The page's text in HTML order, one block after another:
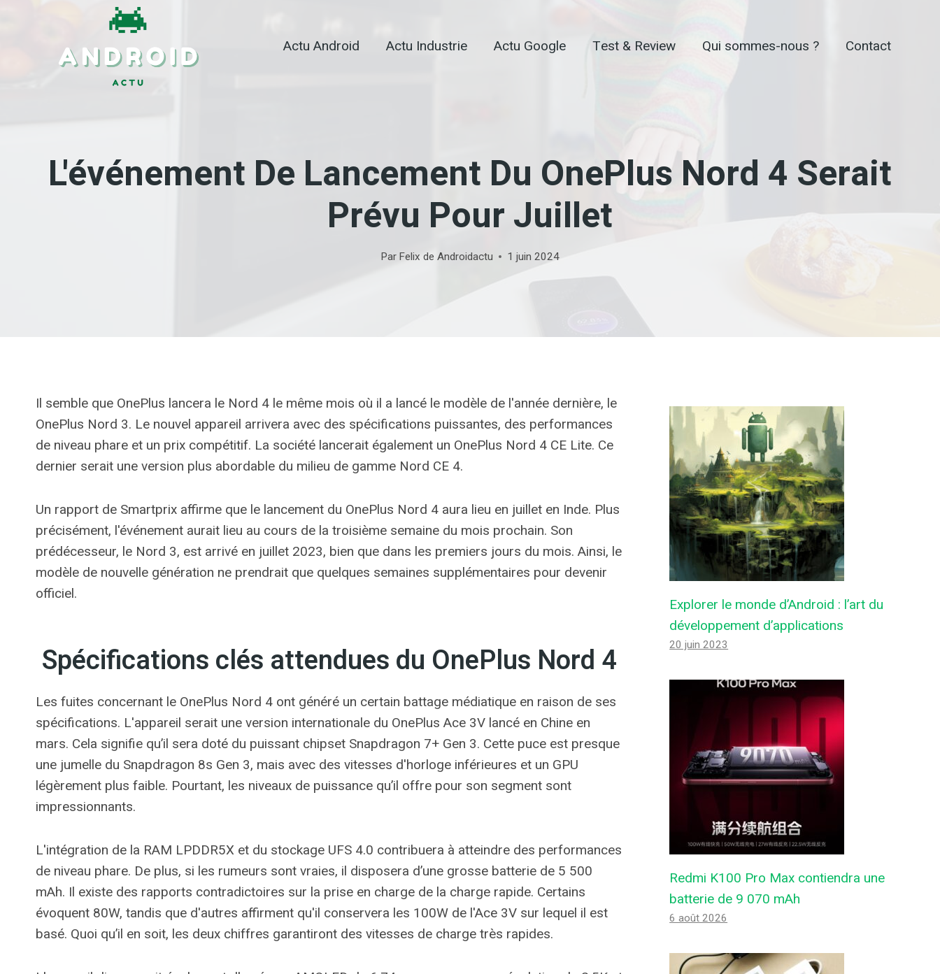
Actu Android Actu Industrie Actu Google Test & Review Qui sommes-nous ? Contact
L'événement De Lancement Du OnePlus Nord 4 Serait
Prévu Pour Juillet
Par Felix de Androidactu 1 juin 2024
Il semble que OnePlus lancera le Nord 4 le même mois où il a lancé le modèle de l'année dernière, le
OnePlus Nord 3. Le nouvel appareil arrivera avec des spécifications puissantes, des performances
de niveau phare et un prix compétitif. La société lancerait également un OnePlus Nord 4 CE Lite. Ce
dernier serait une version plus abordable du milieu de gamme Nord CE 4.
Un rapport de Smartprix affirme que le lancement du OnePlus Nord 4 aura lieu en juillet en Inde. Plus
précisément, l'événement aurait lieu au cours de la troisième semaine du mois prochain. Son
prédécesseur, le Nord 3, est arrivé en juillet 2023, bien que dans les premiers jours du mois. Ainsi, le
modèle de nouvelle génération ne prendrait que quelques semaines supplémentaires pour devenir
officiel.
Spécifications clés attendues du OnePlus Nord 4
Les fuites concernant le OnePlus Nord 4 ont généré un certain battage médiatique en raison de ses
spécifications. L'appareil serait une version internationale du OnePlus Ace 3V lancé en Chine en
mars. Cela signifie qu’il sera doté du puissant chipset Snapdragon 7+ Gen 3. Cette puce est presque
une jumelle du Snapdragon 8s Gen 3, mais avec des vitesses d'horloge inférieures et un GPU
légèrement plus faible. Pourtant, les niveaux de puissance qu’il offre pour son segment sont
impressionnants.
L'intégration de la RAM LPDDR5X et du stockage UFS 4.0 contribuera à atteindre des performances
de niveau phare. De plus, si les rumeurs sont vraies, il disposera d’une grosse batterie de 5 500
mAh. Il existe des rapports contradictoires sur la prise en charge de la charge rapide. Certains
évoquent 80W, tandis que d'autres affirment qu'il conservera les 100W de l'Ace 3V sur lequel il est
basé. Quoi qu’il en soit, les deux chiffres garantiront des vitesses de charge très rapides.
Explorer le monde d’Android : l’art du
développement d’applications
20 juin 2023
Redmi K100 Pro Max contiendra une
batterie de 9 070 mAh
6 août 2026